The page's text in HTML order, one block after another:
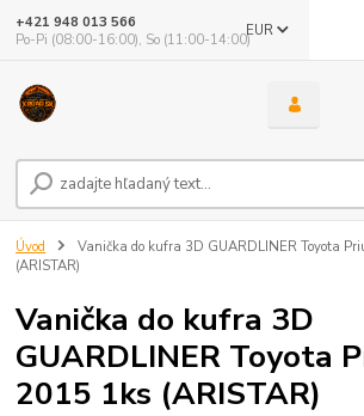
EUR
+421 948 013 566
Po-Pi (08:00-16:00), So (11:00-14:00)
Úvod
Vanička do kufra 3D GUARDLINER Toyota
(ARISTAR)
Vanička do kufra 3D
GUARDLINER Toyota
2015 1ks (ARISTAR)